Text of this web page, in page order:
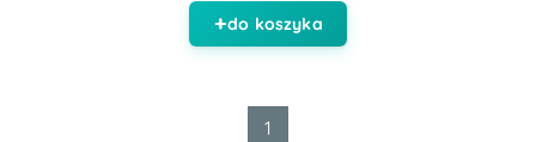
do koszyka
1